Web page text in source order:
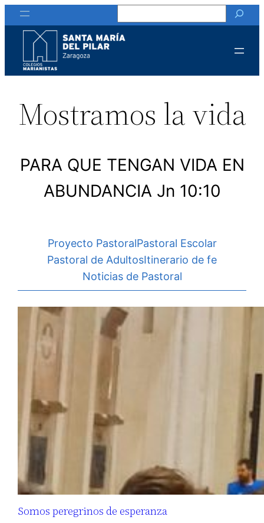
Saltar
al
contenido
Mostramos la vida
PARA QUE TENGAN VIDA EN
ABUNDANCIA Jn 10:10
Proyecto PastoralPastoral Escolar
Pastoral de AdultosItinerario de fe
Noticias de Pastoral
Somos peregrinos de esperanza